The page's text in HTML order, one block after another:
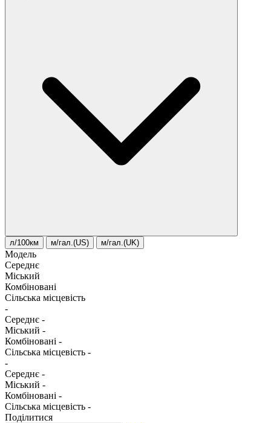
л/100км м/гал.(US) м/гал.(UK)
Модель
Середнє
Міський
Комбіновані
Сільська місцевість
-
Середнє -
Міський -
Комбіновані -
Сільська місцевість -
-
Середнє -
Міський -
Комбіновані -
Сільська місцевість -
Поділитися